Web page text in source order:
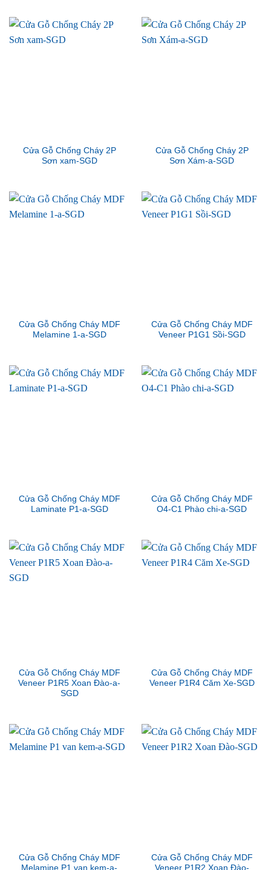
Cửa Gỗ Chống Cháy 2P
Sơn xam-SGD
Cửa Gỗ Chống Cháy 2P
Sơn Xám-a-SGD
Cửa Gỗ Chống Cháy MDF
Melamine 1-a-SGD
Cửa Gỗ Chống Cháy MDF
Veneer P1G1 Sồi-SGD
Cửa Gỗ Chống Cháy MDF
Laminate P1-a-SGD
Cửa Gỗ Chống Cháy MDF
O4-C1 Phào chi-a-SGD
Cửa Gỗ Chống Cháy MDF
Veneer P1R5 Xoan Đào-a-
SGD
Cửa Gỗ Chống Cháy MDF
Veneer P1R4 Căm Xe-SGD
Cửa Gỗ Chống Cháy MDF
Melamine P1 van kem-a-
Cửa Gỗ Chống Cháy MDF
Veneer P1R2 Xoan Đào-